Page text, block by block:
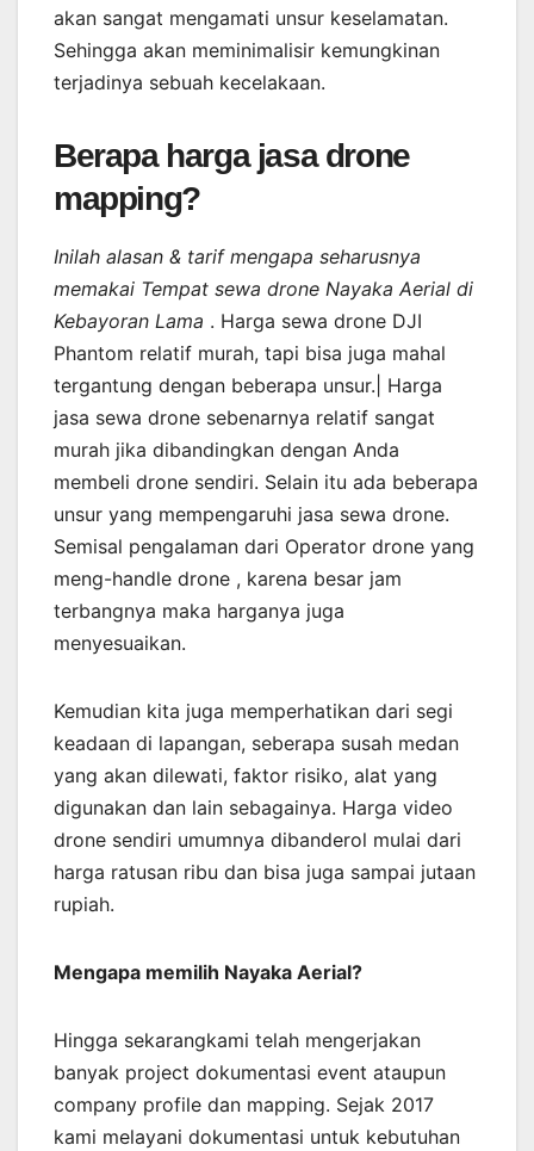
akan sangat mengamati unsur keselamatan.
Sehingga akan meminimalisir kemungkinan
terjadinya sebuah kecelakaan.
Berapa harga jasa drone
mapping?
Inilah alasan & tarif mengapa seharusnya
memakai Tempat sewa drone Nayaka Aerial di
Kebayoran Lama . Harga sewa drone DJI
Phantom relatif murah, tapi bisa juga mahal
tergantung dengan beberapa unsur.| Harga
jasa sewa drone sebenarnya relatif sangat
murah jika dibandingkan dengan Anda
membeli drone sendiri. Selain itu ada beberapa
unsur yang mempengaruhi jasa sewa drone.
Semisal pengalaman dari Operator drone yang
meng-handle drone , karena besar jam
terbangnya maka harganya juga
menyesuaikan.
Kemudian kita juga memperhatikan dari segi
keadaan di lapangan, seberapa susah medan
yang akan dilewati, faktor risiko, alat yang
digunakan dan lain sebagainya. Harga video
drone sendiri umumnya dibanderol mulai dari
harga ratusan ribu dan bisa juga sampai jutaan
rupiah.
Mengapa memilih Nayaka Aerial?
Hingga sekarangkami telah mengerjakan
banyak project dokumentasi event ataupun
company profile dan mapping. Sejak 2017
kami melayani dokumentasi untuk kebutuhan